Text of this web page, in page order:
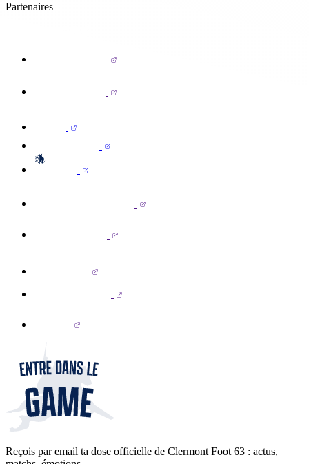
Partenaires
Reçois par email ta dose officielle de Clermont Foot 63 : actus,